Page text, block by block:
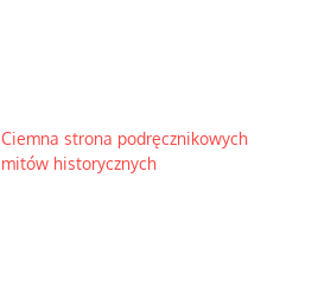
Ciemna strona podręcznikowych
mitów historycznych